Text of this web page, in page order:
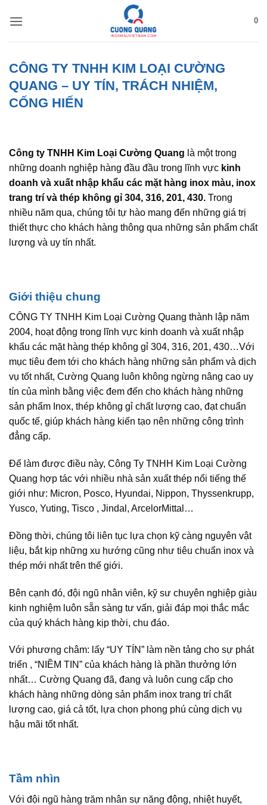
qua
0
CÔNG TY TNHH KIM LOẠI CƯỜNG
QUANG – UY TÍN, TRÁCH NHIỆM,
CỐNG HIẾN
Công ty TNHH Kim Loại Cường Quang là một trong
những doanh nghiệp hàng đầu đầu trong lĩnh vực kinh
doanh và xuất nhập khẩu các mặt hàng inox màu, inox
trang trí và thép không gỉ 304, 316, 201, 430. Trong
nhiều năm qua, chúng tôi tự hào mang đến những giá trị
thiết thực cho khách hàng thông qua những sản phẩm chất
lượng và uy tín nhất.
Giới thiệu chung
CÔNG TY TNHH Kim Loại Cường Quang thành lập năm
2004, hoạt động trong lĩnh vực kinh doanh và xuất nhập
khẩu các mặt hàng thép không gỉ 304, 316, 201, 430…Với
mục tiêu đem tới cho khách hàng những sản phẩm và dịch
vụ tốt nhất, Cường Quang luôn không ngừng nâng cao uy
tín của mình bằng việc đem đến cho khách hàng những
sản phẩm Inox, thép không gỉ chất lượng cao, đạt chuẩn
quốc tế, giúp khách hàng kiến tạo nên những công trình
đẳng cấp.
Để làm được điều này, Công Ty TNHH Kim Loại Cường
Quang hợp tác với nhiều nhà sản xuất thép nổi tiếng thế
giới như: Micron, Posco, Hyundai, Nippon, Thyssenkrupp,
Yusco, Yuting, Tisco , Jindal, ArcelorMittal…
Đồng thời, chúng tôi liên tục lựa chọn kỹ càng nguyên vật
liệu, bắt kịp những xu hướng cũng như tiêu chuẩn inox và
thép mới nhất trên thế giới.
Bên cạnh đó, đội ngũ nhân viên, kỹ sư chuyên nghiệp giàu
kinh nghiệm luôn sẵn sàng tư vấn, giải đáp mọi thắc mắc
của quý khách hàng kịp thời, chu đáo.
Với phương châm: lấy “UY TÍN” làm nền tảng cho sự phát
triển , “NIỀM TIN” của khách hàng là phần thưởng lớn
nhất… Cường Quang đã, đang và luôn cung cấp cho
khách hàng những dòng sản phẩm inox trang trí chất
lượng cao, giá cả tốt, lựa chọn phong phú cùng dịch vụ
hậu mãi tốt nhất.
Tầm nhìn
Với đội ngũ hàng trăm nhân sự năng động, nhiệt huyết,